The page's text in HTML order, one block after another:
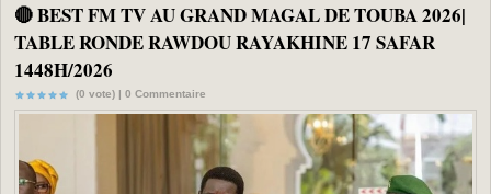
🔴 BEST FM TV AU GRAND MAGAL DE TOUBA 2026|
TABLE RONDE RAWDOU RAYAKHINE 17 SAFAR
1448H/2026
(0 vote) | 0 Commentaire